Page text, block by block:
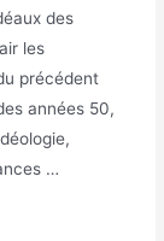
des
les
précédent
années 50,
…